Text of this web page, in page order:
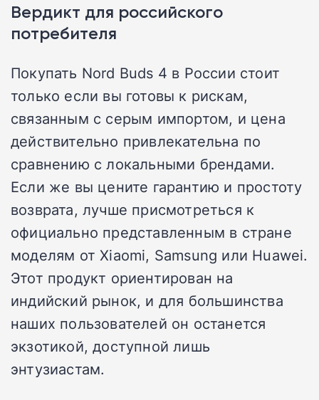
Вердикт для российского
потребителя
Покупать Nord Buds 4 в России стоит
только если вы готовы к рискам,
связанным с серым импортом, и цена
действительно привлекательна по
сравнению с локальными брендами.
Если же вы цените гарантию и простоту
возврата, лучше присмотреться к
официально представленным в стране
моделям от Xiaomi, Samsung или Huawei.
Этот продукт ориентирован на
индийский рынок, и для большинства
наших пользователей он останется
экзотикой, доступной лишь
энтузиастам.